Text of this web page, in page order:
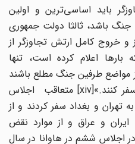
باید اساسی‌ترین و اولین
باشد، ثالثا دولت جمهوری
خروج کامل ارتش تجاوزگر از
اعلام کرده است، تنها
مواضع طرفین جنگ مطلع باشند
و برای بررسی تجاوز به ایران سفر کنند.»[xiv] متعاقب اجلاس
و بغداد سفر کردند و از
و عراق و از موارد نقض
اجلاس ششم در هاوانا در سال